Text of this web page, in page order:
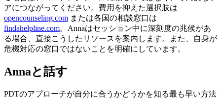
アにつながってください。費用を抑えた選択肢は
opencounseling.com または各国の相談窓口は
findahelpline.com。Annaはセッション中に深刻度の兆候があ
る場合、直接こうしたリソースを案内します。また、自身が
危機対応の窓口ではないことを明確にしています。
Annaと話す
PDTのアプローチが自分に合うかどうかを知る最も早い方法